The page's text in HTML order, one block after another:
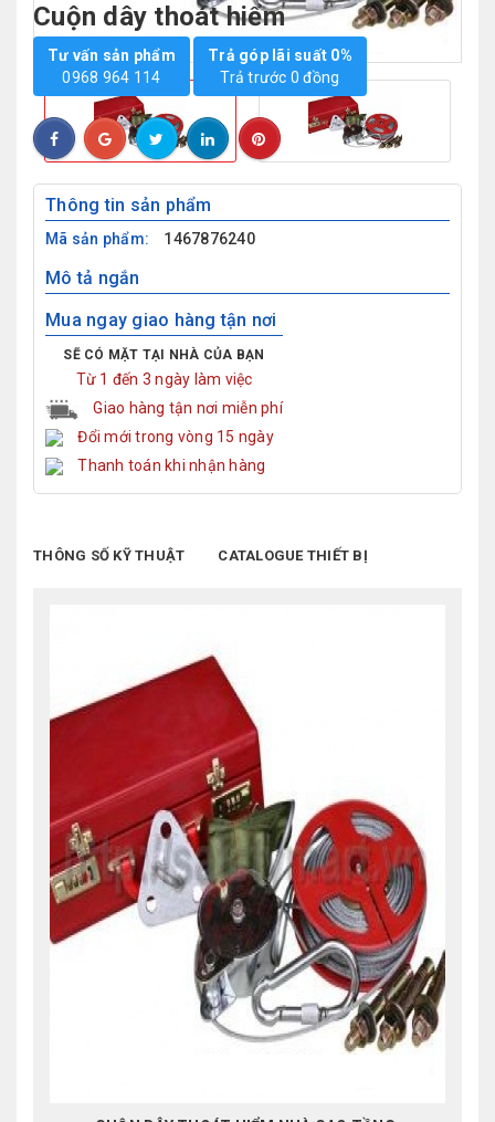
Cuộn dây thoát hiểm
Tư vấn sản phẩm
0968 964 114
Trả góp lãi suất 0%
Trả trước 0 đồng
Thông tin sản phẩm
Mã sản phẩm: 1467876240
Mô tả ngắn
Mua ngay giao hàng tận nơi
SẼ CÓ MẶT TẠI NHÀ CỦA BẠN
Từ 1 đến 3 ngày làm việc
Giao hàng tận nơi miễn phí
Đổi mới trong vòng 15 ngày
Thanh toán khi nhận hàng
THÔNG SỐ KỸ THUẬT CATALOGUE THIẾT BỊ